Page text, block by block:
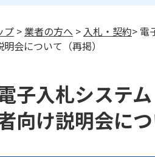
プ > 業者の方へ > 入札・契約> 電
明会について（再掲）
子入札システ
向け説明会につ